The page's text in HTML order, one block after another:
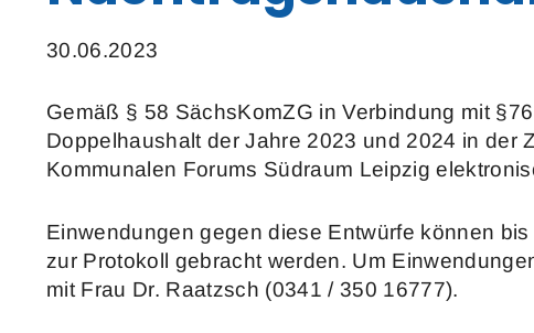
30.06.2023
Gemäß § 58 SächsKomZG in Verbindung mit
Doppelhaushalt der Jahre 2023 und 2024 in der
Kommunalen Forums Südraum Leipzig
Einwendungen gegen diese Entwürfe können
zur Protokoll gebracht werden. Um
mit Frau Dr. Raatzsch (0341 / 350 16777).